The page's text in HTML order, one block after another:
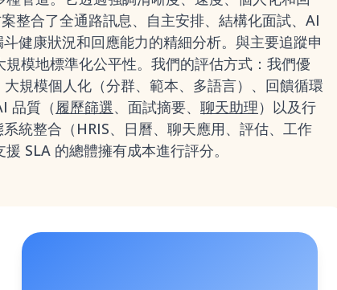
整合了全通路訊息、自主安排、結構化面試、AI
健康狀況和回應能力的精細分析。與主要追蹤申
模地標準化公平性。我們的評估方式：我們優
規模個人化（分群、範本、多語言）、回饋循環
品質（履歷篩選、面試摘要、 聊天助理）以及行
統整合（HRIS、日曆、聊天應用、評估、工作
SLA 的總體擁有成本進行評分。